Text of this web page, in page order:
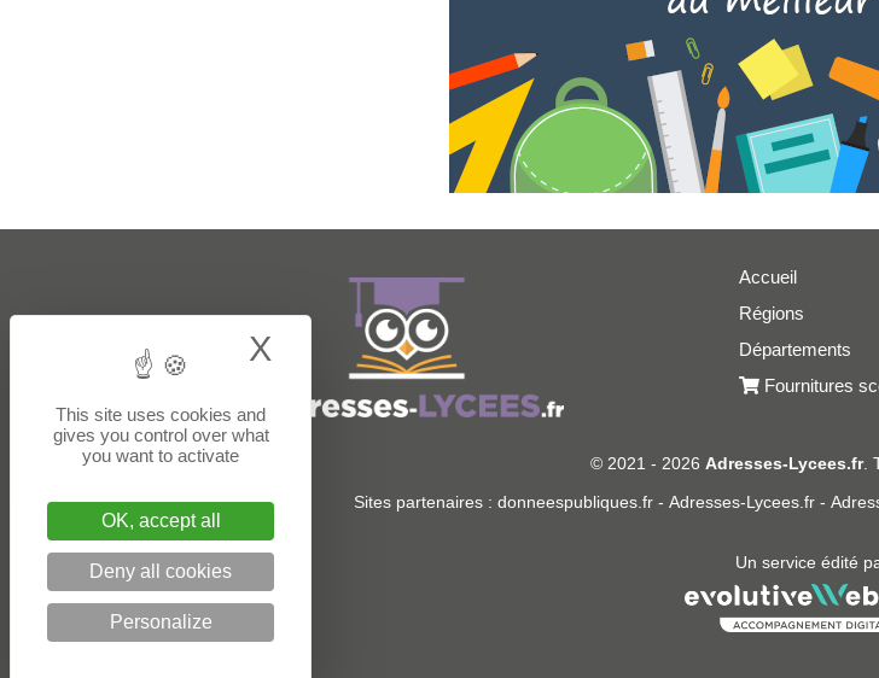
Accueil
Régions
Départements
Fournitures
© 2021 - 2026 Adresses-Lycees.fr.
Sites partenaires : donneespubliques.fr - Adresses-Lycees.fr -
Un service édité
This site uses cookies and
gives you control over what
you want to activate
OK, accept all
Deny all cookies
Personalize
X Hide cookie banner